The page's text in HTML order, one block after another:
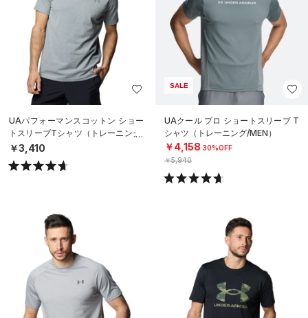
UAパフォーマンスコットン ショー
トスリーブTシャツ（トレーニング/
MEN）
￥3,410
SALE
UAクール プロ ショートスリーブ T
シャツ（トレーニング/MEN）
￥4,158 30%OFF
￥5,940